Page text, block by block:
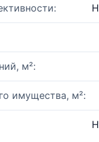
м²:
имущества, м²: